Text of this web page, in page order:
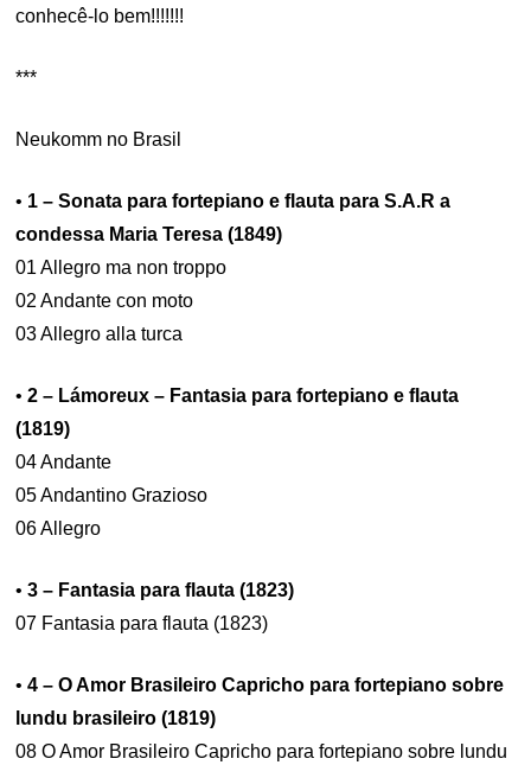
conhecê-lo bem!!!!!!!
***
Neukomm no Brasil
• 1 – Sonata para fortepiano e flauta para S.A.R a
condessa Maria Teresa (1849)
01 Allegro ma non troppo
02 Andante con moto
03 Allegro alla turca
•2 – Lámoreux – Fantasia para fortepiano e flauta
(1819)
04 Andante
05 Andantino Grazioso
06 Allegro
•3 – Fantasia para flauta (1823)
07 Fantasia para flauta (1823)
•4 – O Amor Brasileiro Capricho para fortepiano sobre
lundu brasileiro (1819)
08 O Amor Brasileiro Capricho para fortepiano sobre lundu